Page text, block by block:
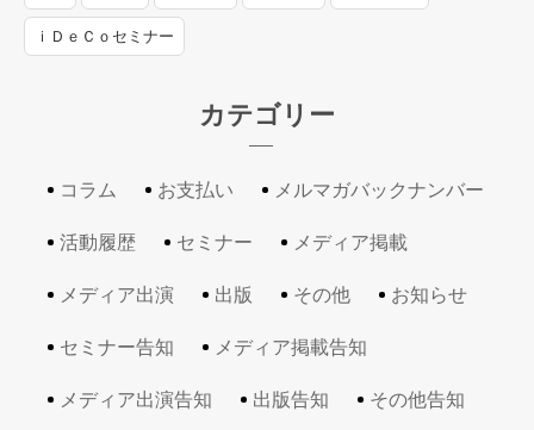
ｉＤｅＣｏセミナー
カテゴリー
コラム お支払い メルマガバックナンバー
活動履歴 セミナー メディア掲載
メディア出演 出版 その他 お知らせ
セミナー告知 メディア掲載告知
メディア出演告知 出版告知 その他告知